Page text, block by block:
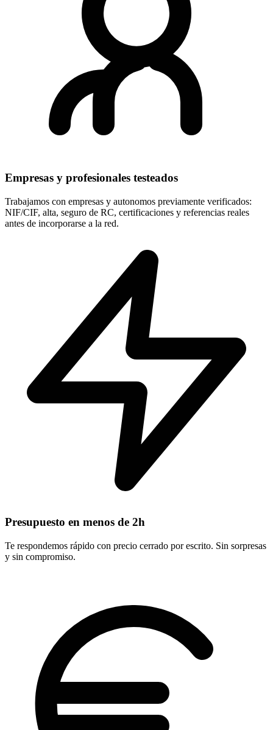
Empresas y profesionales testeados
Trabajamos con empresas y autonomos previamente verificados:
NIF/CIF, alta, seguro de RC, certificaciones y referencias reales
antes de incorporarse a la red.
Presupuesto en menos de 2h
Te respondemos rápido con precio cerrado por escrito. Sin sorpresas
y sin compromiso.